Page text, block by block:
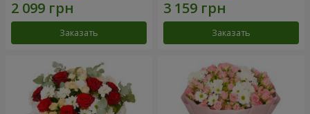
Заказать Заказать